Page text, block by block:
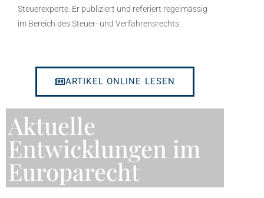
Steuerexperte. Er publiziert und referiert regelmässig
im Bereich des Steuer- und Verfahrensrechts.
ARTIKEL ONLINE LESEN
Aktuelle
Entwicklungen im
Europarecht